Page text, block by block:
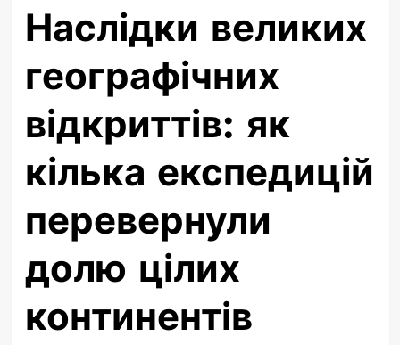
Наслідки великих
географічних
відкриттів: як
кілька експедицій
перевернули
долю цілих
континентів